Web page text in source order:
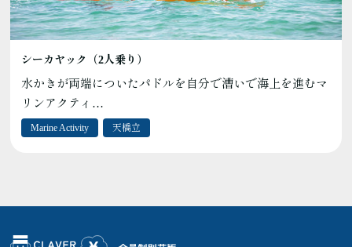
シーカヤック（2人乗り）
水かきが両端についたパドルを自分で漕いで海上を進むマ
リンアクティ…
Marine Activity 天橋立